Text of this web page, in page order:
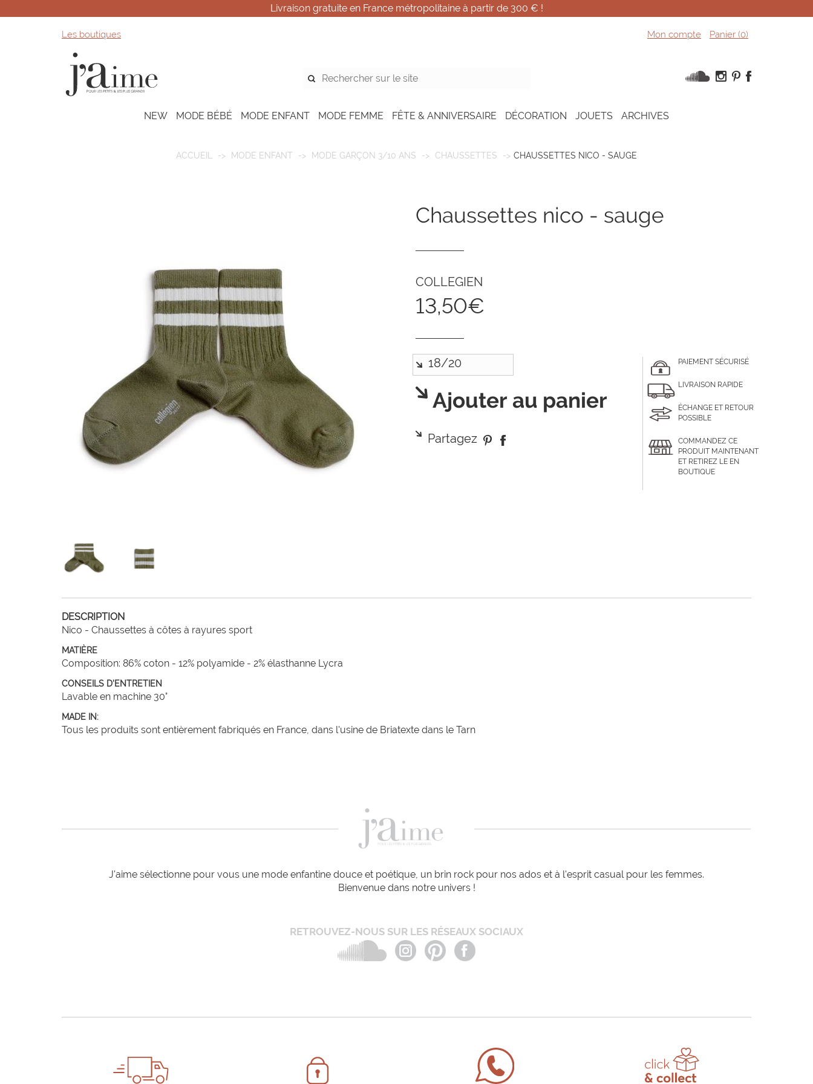
Livraison gratuite en France métropolitaine à partir de 300 € !
Les boutiques Mon compte Panier (0)
NEW MODE BÉBÉ MODE ENFANT MODE FEMME FÊTE & ANNIVERSAIRE DÉCORATION JOUETS ARCHIVES
ACCUEIL MODE ENFANT MODE GARÇON 3/10 ANS CHAUSSETTES CHAUSSETTES NICO - SAUGE
chaussettes nico - sauge
COLLEGIEN
13,50€
Ajouter au panier
Partagez
PAIEMENT SÉCURISÉ
LIVRAISON RAPIDE
ÉCHANGE ET RETOUR
POSSIBLE
COMMANDEZ CE
PRODUIT MAINTENANT
ET RETIREZ LE EN
BOUTIQUE
DESCRIPTION
Nico - Chaussettes à côtes à rayures sport
MATIÈRE
Composition: 86% coton - 12% polyamide - 2% élasthanne Lycra
CONSEILS D'ENTRETIEN
Lavable en machine 30°
MADE IN:
Tous les produits sont entièrement fabriqués en France, dans l'usine de Briatexte dans le Tarn
J'aime sélectionne pour vous une mode enfantine douce et poétique, un brin rock pour nos ados et à l'esprit casual pour les femmes.
Bienvenue dans notre univers !
RETROUVEZ-NOUS SUR LES RÉSEAUX SOCIAUX